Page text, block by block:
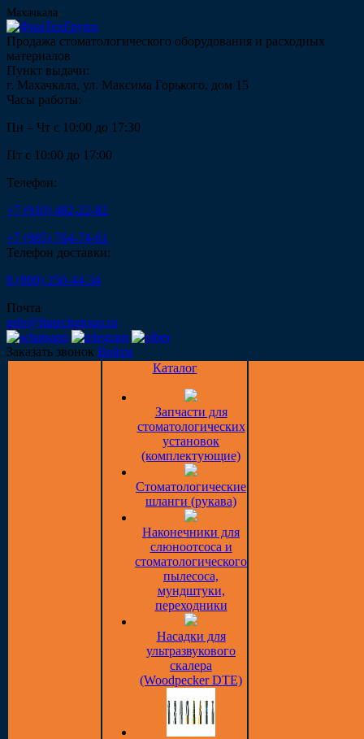
Махачкала
Продажа стоматологического оборудования и расходных
материалов
Пункт выдачи:
г. Махачкала, ул. Максима Горького, дом 15
Часы работы:
Пн – Чт с 10:00 до 17:30
Пт с 10:00 до 17:00
Телефон:
+7 (910) 482-22-82
+7 (985) 764-74-61
Телефон доставки:
8 (800) 250-44-34
Почта
info@fintechgroup.ru
Заказать звонок Войти
Каталог
Запчасти для
стоматологических
установок
(комплектующие)
Стоматологические
шланги (рукава)
Наконечники для
слюноотсоса и
стоматологического
пылесоса,
мундштуки,
переходники
Насадки для
ультразвукового
скалера
(Woodpecker DTE)